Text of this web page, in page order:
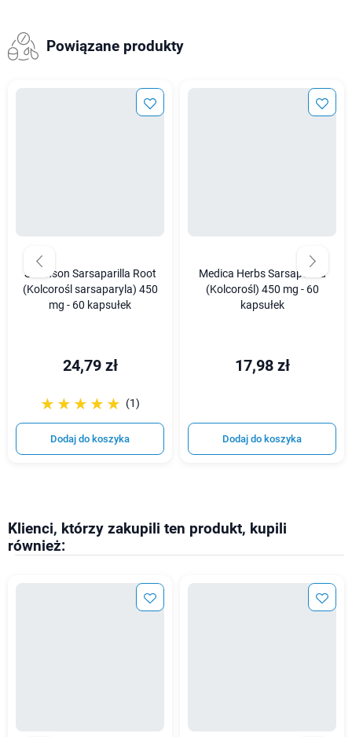
Powiązane produkty
Swanson Sarsaparilla Root
(Kolcorośl sarsaparyla) 450
mg - 60 kapsułek
24,79 zł
☆☆☆☆☆
★★★★★ (1)
Dodaj do koszyka
Medica Herbs Sarsaparilla
(Kolcorośl) 450 mg - 60
kapsułek
17,98 zł
Dodaj do koszyka
Klienci, którzy zakupili ten produkt, kupili
również: